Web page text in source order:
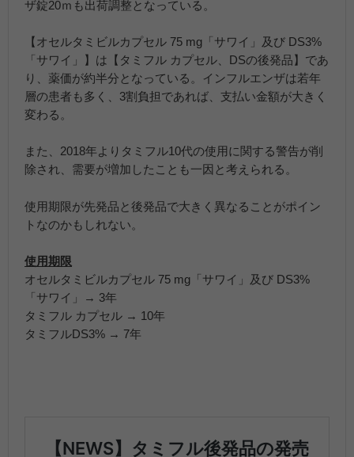
ザ錠20ｍも出荷調整となっている。
【オセルタミビルカプセル 75 mg「サワイ」及び DS3%
「サワイ」】は【タミフル カプセル、DSの後発品】であ
り、薬価が約半分となっている。インフルエンザは若年
層の患者も多く、3割負担であれば、支払い金額が大きく
変わる。
また、2018年よりタミフル10代の使用に関する警告が削
除され、需要が増加したことも一因と考えられる。
使用期限が先発品と後発品で大きく異なることがポイン
トなのかもしれない。
使用期限
オセルタミビルカプセル 75 mg「サワイ」及び DS3%
「サワイ」→ 3年
タミフル カプセル → 10年
タミフルDS3% → 7年